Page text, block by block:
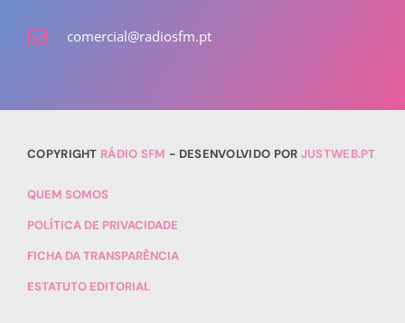
comercial@radiosfm.pt
COPYRIGHT RÁDIO SFM - DESENVOLVIDO POR JUSTWEB.PT
QUEM SOMOS
POLÍTICA DE PRIVACIDADE
FICHA DA TRANSPARÊNCIA
ESTATUTO EDITORIAL